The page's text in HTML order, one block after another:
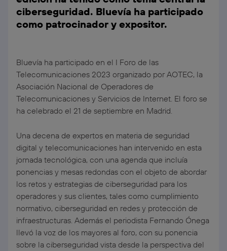
ciberseguridad. Bluevía ha participado
como patrocinador y expositor.
Bluevía ha participado en el I Foro de las
Telecomunicaciones 2023 organizado por AOTEC, la
Asociación Nacional de Operadores de
Telecomunicaciones y Servicios de Internet. El foro se
ha celebrado el 21 de septiembre en Madrid.
Una decena de expertos en materia de seguridad
digital y telecomunicaciones han intervenido en esta
jornada tecnológica, con una agenda que incluía
ponencias y mesas redondas con el objeto de abordar
los retos y estrategias de ciberseguridad para los
operadores y sus clientes, tales como cumplimiento
normativo, ciberseguridad en redes y protección de
infraestructuras. Además el periodista Fernando Ónega
llevó la voz de los mayores al foro, con su ponencia
sobre la ciberseguridad vista desde la perspectiva del